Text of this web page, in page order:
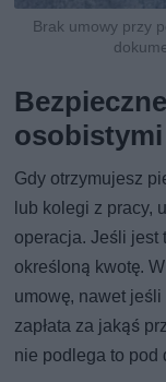
Brak umowy przy
osobistymi
Gdy otrzymujesz
lub kolegi z pracy,
operacja. Jeśli jest
określoną kwotę.
umowę, nawet
zapłata za jakąś
nie podlega to pod